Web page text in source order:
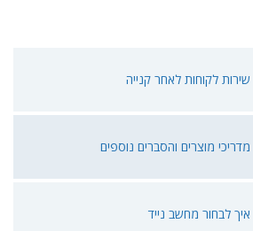
שירות לקוחות לאחר קנייה
מדריכי מוצרים והסברים נוספים
איך לבחור מחשב נייד